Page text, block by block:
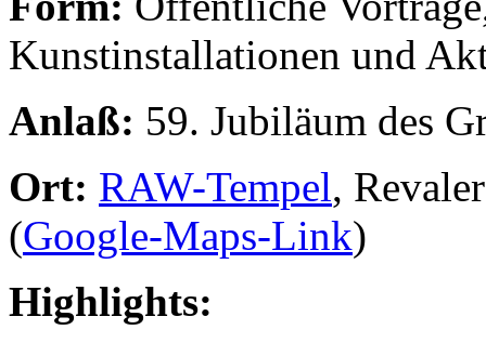
Kunstinstallationen und
Anlaß: 59. Jubiläum des
Ort: RAW-Tempel,
(Google-Maps-Link)
Highlights: